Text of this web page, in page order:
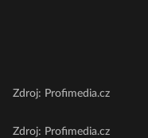
Zdroj: Profimedia.cz
Zdroj: Profimedia.cz